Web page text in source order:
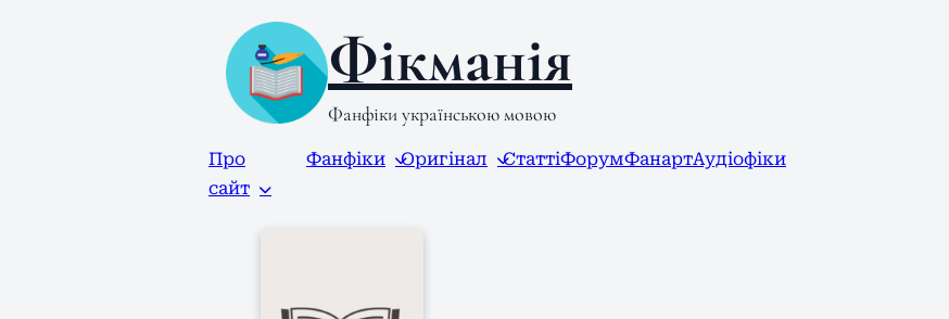
Фікманія
Фанфіки українською мовою
Про
сайт
Фанфіки Оригінал СтаттіФорумФанартАудіофіки